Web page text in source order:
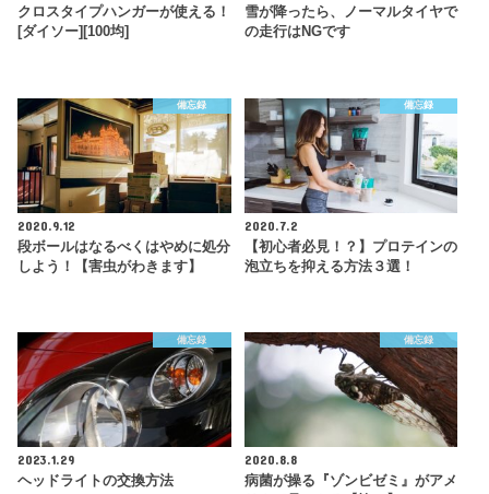
クロスタイプハンガーが使える！
[ダイソー][100均]
雪が降ったら、ノーマルタイヤで
の走行はNGです
備忘録
2020.9.12
段ボールはなるべくはやめに処分
しよう！【害虫がわきます】
備忘録
2020.7.2
【初心者必見！？】プロテインの
泡立ちを抑える方法３選！
備忘録
2023.1.29
ヘッドライトの交換方法
備忘録
2020.8.8
病菌が操る『ゾンビゼミ』がアメ